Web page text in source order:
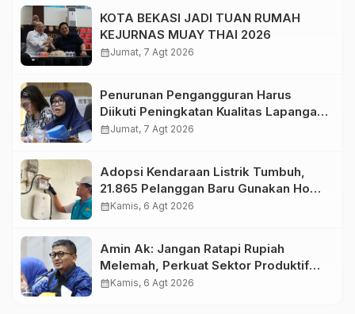
KOTA BEKASI JADI TUAN RUMAH
KEJURNAS MUAY THAI 2026
calendar_monthJumat, 7 Agt 2026
Penurunan Pengangguran Harus
Diikuti Peningkatan Kualitas Lapangan
Kerja
calendar_monthJumat, 7 Agt 2026
Adopsi Kendaraan Listrik Tumbuh,
21.865 Pelanggan Baru Gunakan Home
Charging Services PLN pada
calendar_monthKamis, 6 Agt 2026
Amin Ak: Jangan Ratapi Rupiah
Melemah, Perkuat Sektor Produktif
Negara
calendar_monthKamis, 6 Agt 2026